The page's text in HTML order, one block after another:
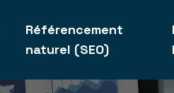
Référencement
naturel (SEO)